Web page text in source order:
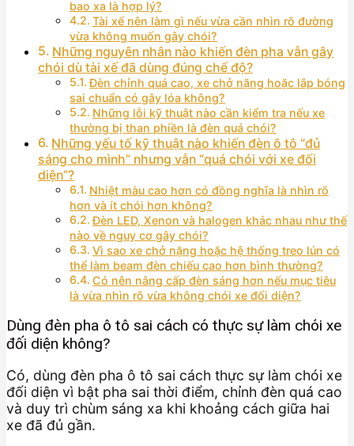
bao xa là hợp lý?
Tài xế nên làm gì nếu vừa cần nhìn rõ đường
vừa không muốn gây chói?
Những nguyên nhân nào khiến đèn pha vẫn gây
chói dù tài xế đã dùng đúng chế độ?
Đèn chỉnh quá cao, xe chở nặng hoặc lắp bóng
sai chuẩn có gây lóa không?
Những lỗi kỹ thuật nào cần kiểm tra nếu xe
thường bị than phiền là đèn quá chói?
Những yếu tố kỹ thuật nào khiến đèn ô tô “đủ
sáng cho mình” nhưng vẫn “quá chói với xe đối
diện”?
Nhiệt màu cao hơn có đồng nghĩa là nhìn rõ
hơn và ít chói hơn không?
Đèn LED, Xenon và halogen khác nhau như thế
nào về nguy cơ gây chói?
Vì sao xe chở nặng hoặc hệ thống treo lún có
thể làm beam đèn chiếu cao hơn bình thường?
Có nên nâng cấp đèn sáng hơn nếu mục tiêu
là vừa nhìn rõ vừa không chói xe đối diện?
Dùng đèn pha ô tô sai cách có thực sự làm chói xe
đối diện không?
Có, dùng đèn pha ô tô sai cách thực sự làm chói xe
đối diện vì bật pha sai thời điểm, chỉnh đèn quá cao
và duy trì chùm sáng xa khi khoảng cách giữa hai
xe đã đủ gần.